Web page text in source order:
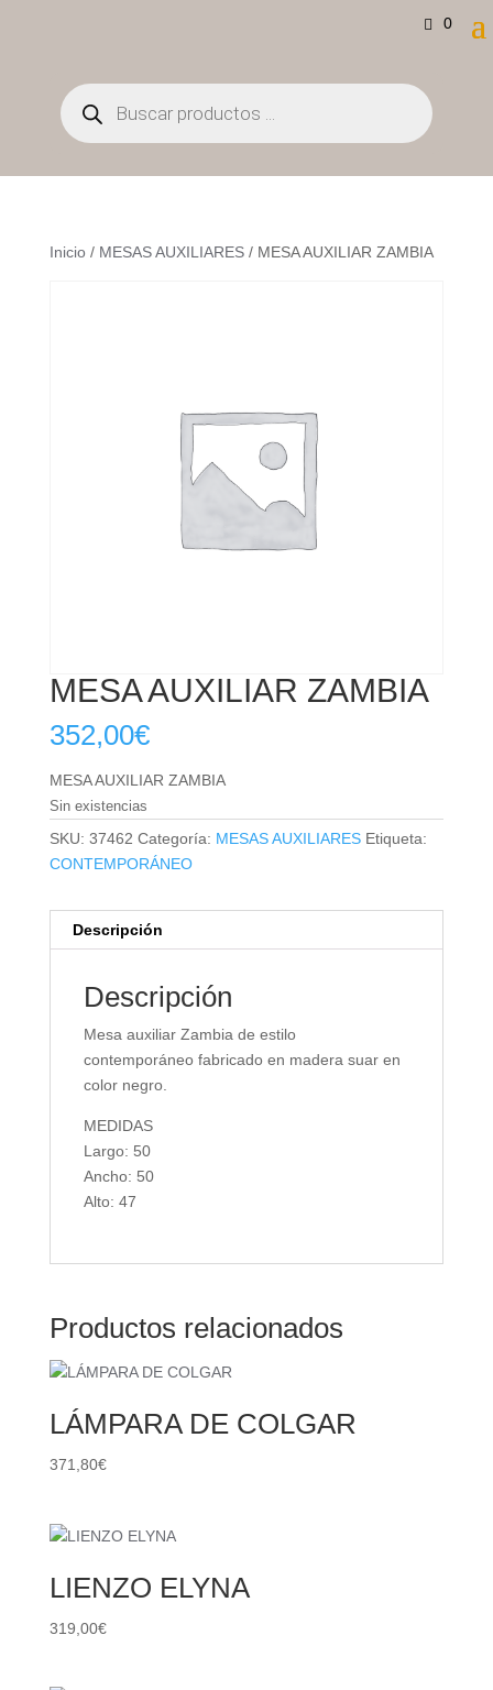
0
Búsqueda
de
productos
Inicio/ MESAS AUXILIARES/ MESA AUXILIAR ZAMBIA
MESA AUXILIAR ZAMBIA
352,00€
MESA AUXILIAR ZAMBIA
Sin existencias
SKU: 37462 Categoría: MESAS AUXILIARES Etiqueta:
CONTEMPORÁNEO
Descripción
Descripción
Mesa auxiliar Zambia de estilo
contemporáneo fabricado en madera suar en
color negro.
MEDIDAS
Largo: 50
Ancho: 50
Alto: 47
Productos relacionados
LÁMPARA DE COLGAR
371,80€
LIENZO ELYNA
319,00€